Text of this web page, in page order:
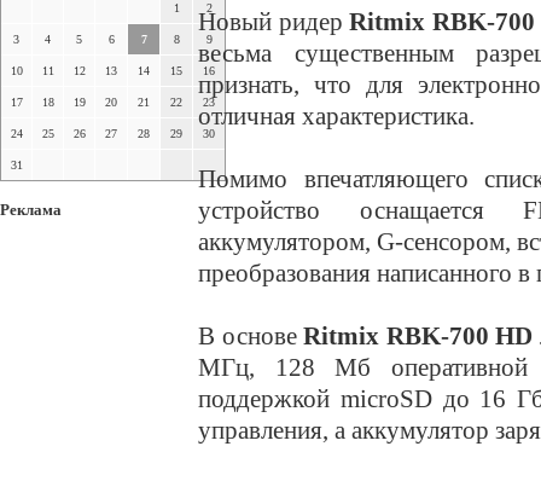
1 2
3 4 5 6 7 8 9
10 11 12 13 14 15 16
17 18 19 20 21 22 23
24 25 26 27 28 29 30
31
Реклама
Новый ридер Ritmix RBK-700
весьма существенным
признать, что для
отличная характеристика.
Помимо впечатляющего
устройство оснащается
аккумулятором, G-сенсором,
преобразования написанного в
В основеRitmix RBK-700 HD
МГц, 128 Мб оперативной
поддержкой microSD до 16
управления, а аккумулятор